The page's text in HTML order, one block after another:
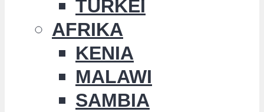
TÜRKEI
AFRIKA
KENIA
MALAWI
SAMBIA